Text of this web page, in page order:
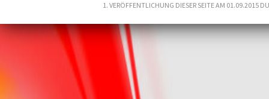
1. VERÖFFENTLICHUNG DIESER SEITE AM 01.09.2015